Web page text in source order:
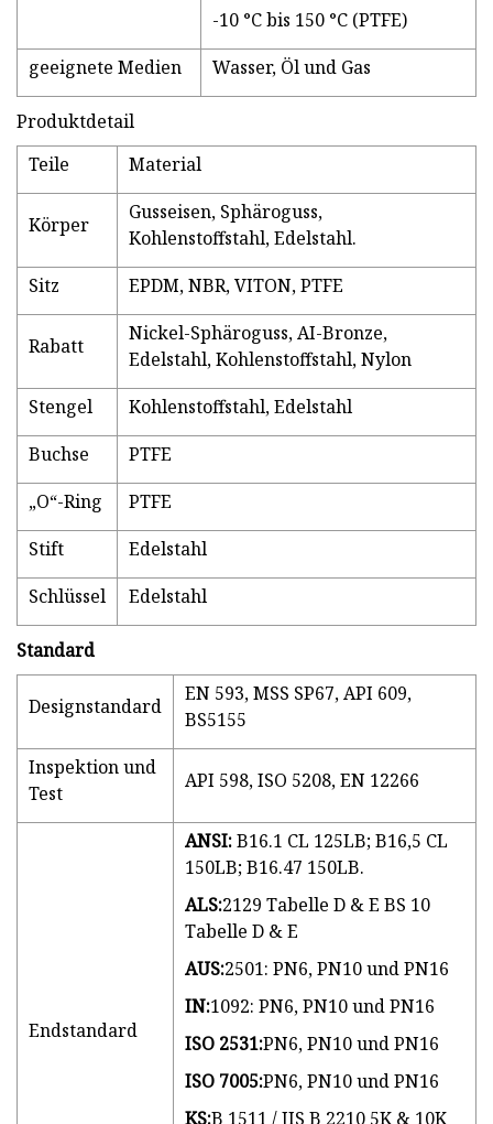
-10 °C bis 150 °C (PTFE)
geeignete Medien
Wasser, Öl und Gas
Produktdetail
Teile
Material
Körper
Gusseisen, Sphäroguss,
Kohlenstoffstahl, Edelstahl.
Sitz
EPDM, NBR, VITON, PTFE
Rabatt
Nickel-Sphäroguss, AI-Bronze,
Edelstahl, Kohlenstoffstahl, Nylon
Stengel
Kohlenstoffstahl, Edelstahl
Buchse
PTFE
„O“-Ring
PTFE
Stift
Edelstahl
Schlüssel
Edelstahl
Standard
Designstandard
EN 593, MSS SP67, API 609,
BS5155
Inspektion und
Test
API 598, ISO 5208, EN 12266
Endstandard
ANSI:B16.1 CL 125LB; B16,5 CL
150LB; B16.47 150LB.
ALS:2129 Tabelle D & E BS 10
Tabelle D & E
AUS:2501: PN6, PN10 und PN16
IN:1092: PN6, PN10 und PN16
ISO 2531:PN6, PN10 und PN16
ISO 7005:PN6, PN10 und PN16
KS:B 1511 / JIS B 2210 5K & 10K